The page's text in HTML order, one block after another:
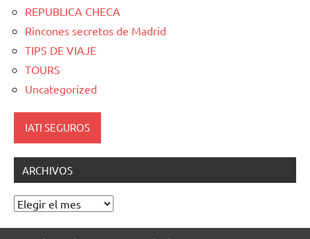
REPUBLICA CHECA
Rincones secretos de Madrid
TIPS DE VIAJE
TOURS
Uncategorized
IATI SEGUROS
ARCHIVOS
Archivos